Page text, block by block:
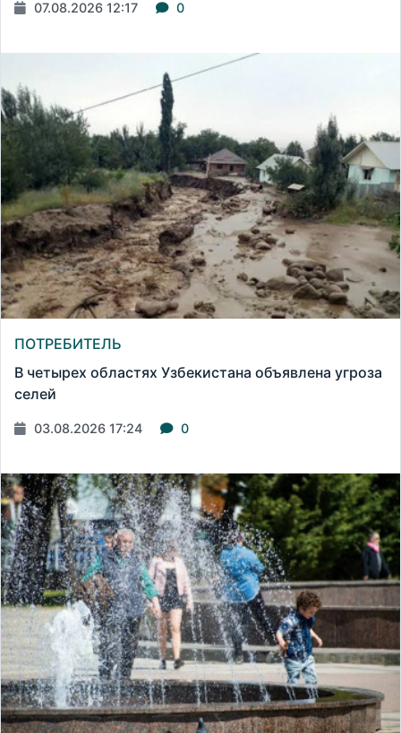
07.08.2026 12:17 0
ПОТРЕБИТЕЛЬ
В четырех областях Узбекистана объявлена угроза
селей
03.08.2026 17:24 0